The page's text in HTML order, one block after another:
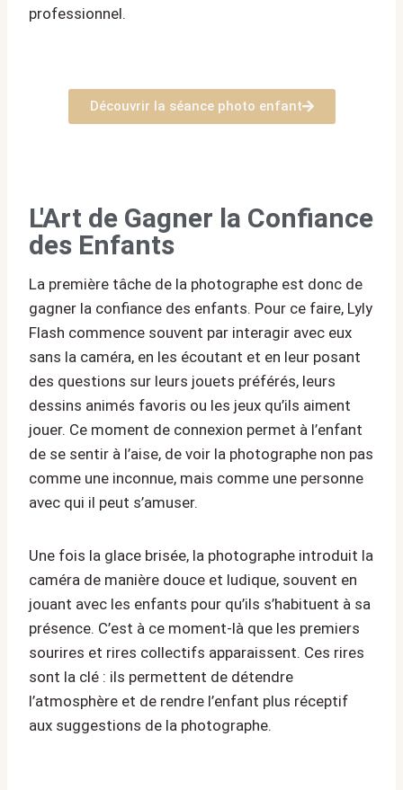
professionnel.
Découvrir la séance photo enfant
L'Art de Gagner la Confiance
des Enfants
La première tâche de la photographe est donc de
gagner la confiance des enfants. Pour ce faire, Lyly
Flash commence souvent par interagir avec eux
sans la caméra, en les écoutant et en leur posant
des questions sur leurs jouets préférés, leurs
dessins animés favoris ou les jeux qu’ils aiment
jouer. Ce moment de connexion permet à l’enfant
de se sentir à l’aise, de voir la photographe non pas
comme une inconnue, mais comme une personne
avec qui il peut s’amuser.
Une fois la glace brisée, la photographe introduit la
caméra de manière douce et ludique, souvent en
jouant avec les enfants pour qu’ils s’habituent à sa
présence. C’est à ce moment-là que les premiers
sourires et rires collectifs apparaissent. Ces rires
sont la clé : ils permettent de détendre
l’atmosphère et de rendre l’enfant plus réceptif
aux suggestions de la photographe.